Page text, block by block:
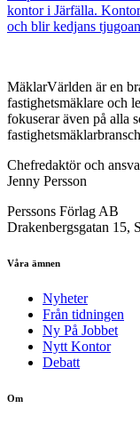
kontor i Järfälla.
och blir kedjans
MäklarVärlden är en
fastighetsmäklare och
fokuserar även på alla
Chefredaktör och
Jenny Persson
Perssons Förlag AB
Drakenbergsgatan 15,
Våra ämnen
Nyheter
Från tidningen
Ny På Jobbet
Nytt Kontor
Debatt
Om